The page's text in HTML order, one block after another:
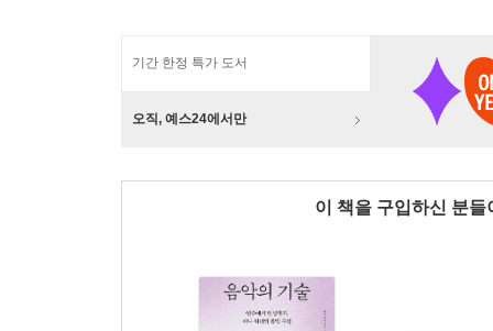
기간 한정 특가 도서
오직, 예스24에서만
이 책을 구입하신 분